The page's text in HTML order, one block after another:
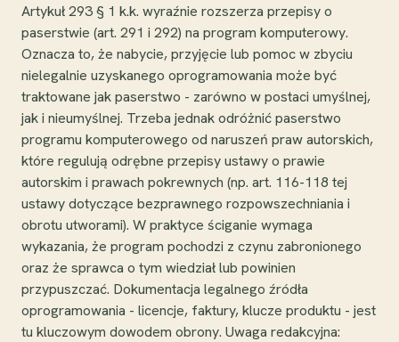
Artykuł 293 § 1 k.k. wyraźnie rozszerza przepisy o
paserstwie (art. 291 i 292) na program komputerowy.
Oznacza to, że nabycie, przyjęcie lub pomoc w zbyciu
nielegalnie uzyskanego oprogramowania może być
traktowane jak paserstwo - zarówno w postaci umyślnej,
jak i nieumyślnej. Trzeba jednak odróżnić paserstwo
programu komputerowego od naruszeń praw autorskich,
które regulują odrębne przepisy ustawy o prawie
autorskim i prawach pokrewnych (np. art. 116-118 tej
ustawy dotyczące bezprawnego rozpowszechniania i
obrotu utworami). W praktyce ściganie wymaga
wykazania, że program pochodzi z czynu zabronionego
oraz że sprawca o tym wiedział lub powinien
przypuszczać. Dokumentacja legalnego źródła
oprogramowania - licencje, faktury, klucze produktu - jest
tu kluczowym dowodem obrony. Uwaga redakcyjna: